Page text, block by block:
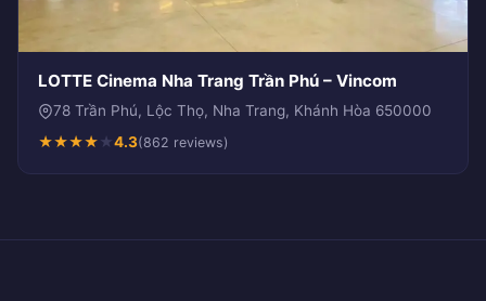
LOTTE Cinema Nha Trang Trần Phú – Vincom
78 Trần Phú, Lộc Thọ, Nha Trang, Khánh Hòa 650000
★★★★★4.3(862 reviews)